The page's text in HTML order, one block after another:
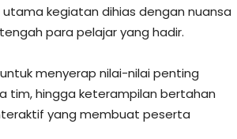
utama kegiatan dihias dengan nuansa
para pelajar yang hadir.
menyerap nilai-nilai penting
tim, hingga keterampilan bertahan
yang membuat peserta